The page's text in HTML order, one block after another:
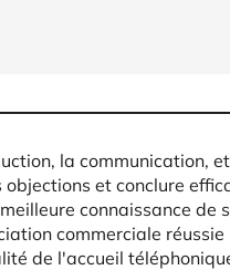
la communication,
et conclure
connaissance de
commerciale réussie
de l'accueil